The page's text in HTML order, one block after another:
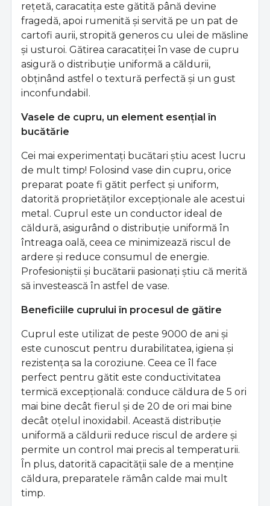
rețetă, caracatița este gătită până devine
fragedă, apoi rumenită și servită pe un pat de
cartofi aurii, stropită generos cu ulei de măsline
și usturoi. Gătirea caracatiței în vase de cupru
asigură o distribuție uniformă a căldurii,
obținând astfel o textură perfectă și un gust
inconfundabil.
Vasele de cupru, un element esențial în
bucătărie
Cei mai experimentați bucătari știu acest lucru
de mult timp! Folosind vase din cupru, orice
preparat poate fi gătit perfect și uniform,
datorită proprietăților excepționale ale acestui
metal. Cuprul este un conductor ideal de
căldură, asigurând o distribuție uniformă în
întreaga oală, ceea ce minimizează riscul de
ardere și reduce consumul de energie.
Profesioniștii și bucătarii pasionați știu că merită
să investească în astfel de vase.
Beneficiile cuprului în procesul de gătire
Cuprul este utilizat de peste 9000 de ani și
este cunoscut pentru durabilitatea, igiena și
rezistența sa la coroziune. Ceea ce îl face
perfect pentru gătit este conductivitatea
termică excepțională: conduce căldura de 5 ori
mai bine decât fierul și de 20 de ori mai bine
decât oțelul inoxidabil. Această distribuție
uniformă a căldurii reduce riscul de ardere și
permite un control mai precis al temperaturii.
În plus, datorită capacității sale de a menține
căldura, preparatele rămân calde mai mult
timp.